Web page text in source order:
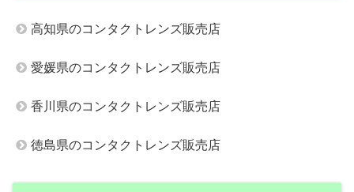
高知県のコンタクトレンズ販売店
愛媛県のコンタクトレンズ販売店
香川県のコンタクトレンズ販売店
徳島県のコンタクトレンズ販売店